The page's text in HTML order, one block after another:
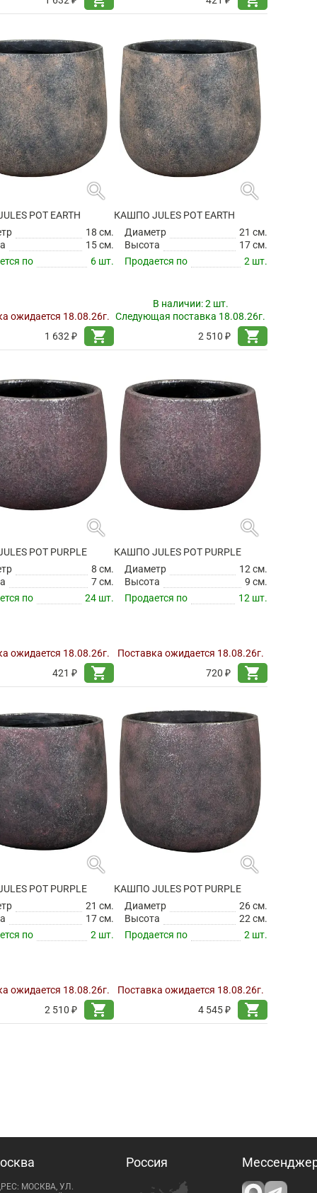
search
POT EARTH
18 см.
15 см.
по
6 шт.
ожидается 18.08.26г.
1 632 ₽
shopping_cart
search
КАШПО JULES POT EARTH
Диаметр
21 см.
Высота
17 см.
Продается по
2 шт.
В наличии:2 шт.
Следующая поставка 18.08.26г.
2 510 ₽
shopping_cart
search
POT PURPLE
8 см.
7 см.
по
24 шт.
ожидается 18.08.26г.
421 ₽
shopping_cart
search
КАШПО JULES POT PURPLE
Диаметр
12 см.
Высота
9 см.
Продается по
12 шт.
Поставка ожидается 18.08.26г.
720 ₽
shopping_cart
search
POT PURPLE
21 см.
17 см.
по
2 шт.
ожидается 18.08.26г.
2 510 ₽
shopping_cart
search
КАШПО JULES POT PURPLE
Диаметр
26 см.
Высота
22 см.
Продается по
2 шт.
Поставка ожидается 18.08.26г.
4 545 ₽
shopping_cart
МОСКВА, УЛ.
Россия